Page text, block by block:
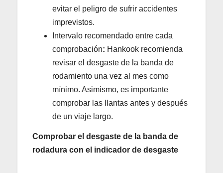
evitar el peligro de sufrir accidentes
imprevistos.
Intervalo recomendado entre cada
comprobación: Hankook recomienda
revisar el desgaste de la banda de
rodamiento una vez al mes como
mínimo. Asimismo, es importante
comprobar las llantas antes y después
de un viaje largo.
Comprobar el desgaste de la banda de
rodadura con el indicador de desgaste